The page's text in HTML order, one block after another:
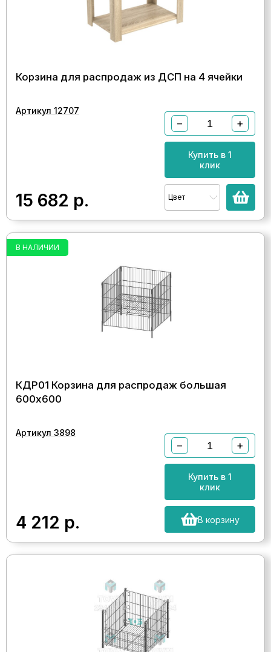
Корзина для распродаж из ДСП на 4 ячейки
Артикул 12707
15 682 р.
− +
Купить в 1
клик
Цвет
В НАЛИЧИИ
КДР01 Корзина для распродаж большая
600х600
Артикул 3898
4 212 р.
− +
Купить в 1
клик
В корзину